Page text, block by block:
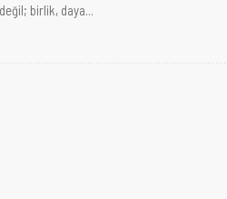
birlik, daya...